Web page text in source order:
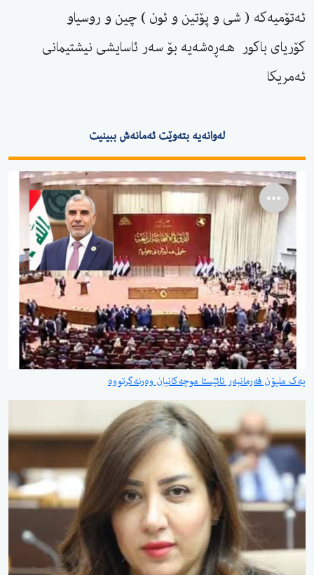
ئەتۆمیەکە ( شی و پۆتین و ئون ) چین و روسیاو
کۆریای باکور هەڕەشەیە بۆ سەر ئاسایشی نیشتیمانی
ئەمریکا
لەوانەیە بتەوێت ئەمانەش ببینیت
یەک ملیۆن فەرمانبەر تائێستا موچەکانیان وەرنەگرتووە